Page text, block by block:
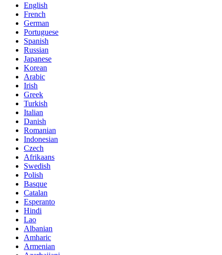
English
French
German
Portuguese
Spanish
Russian
Japanese
Korean
Arabic
Irish
Greek
Turkish
Italian
Danish
Romanian
Indonesian
Czech
Afrikaans
Swedish
Polish
Basque
Catalan
Esperanto
Hindi
Lao
Albanian
Amharic
Armenian